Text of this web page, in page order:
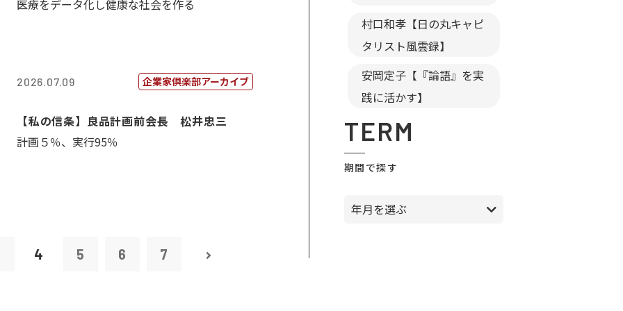
医療をデータ化し健康な社会を作る
2026.07.09 企業家倶楽部アーカイブ
【私の信条】良品計画前会長 松井忠三
計画５％、実行95％
4 5 6 7
村口和孝【日の丸キャピ
タリスト風雲録】
安岡定子【『論語』を実
践に活かす】
TERM
期間で探す
年月を選ぶ